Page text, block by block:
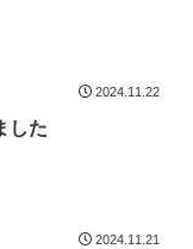
2024.11.22
した
2024.11.21